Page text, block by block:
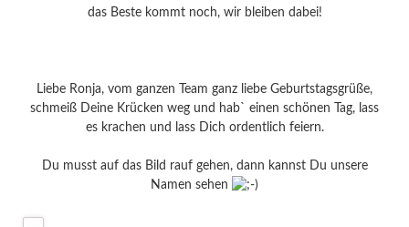
das Beste kommt noch, wir bleiben dabei!
Liebe Ronja, vom ganzen Team ganz liebe Geburtstagsgrüße,
schmeiß Deine Krücken weg und hab` einen schönen Tag, lass
es krachen und lass Dich ordentlich feiern.
Du musst auf das Bild rauf gehen, dann kannst Du unsere
Namen sehen